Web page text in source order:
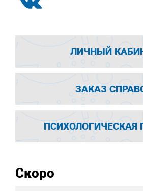
ЛИЧНЫЙ
ЗАКАЗ
Скоро